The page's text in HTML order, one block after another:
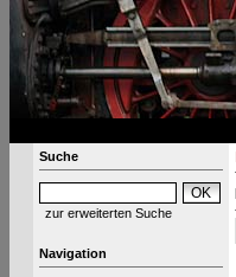
Suche
zur erweiterten Suche
Navigation